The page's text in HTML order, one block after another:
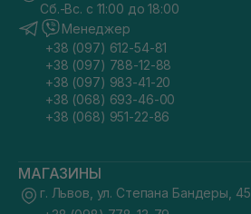
Сб.-Вс. с 11:00 до 18:00
Менеджер
+38 (097) 612-54-81
+38 (097) 788-12-88
+38 (097) 983-41-20
+38 (068) 693-46-00
+38 (068) 951-22-86
МАГАЗИНЫ
г. Львов, ул. Степана Бандеры, 45